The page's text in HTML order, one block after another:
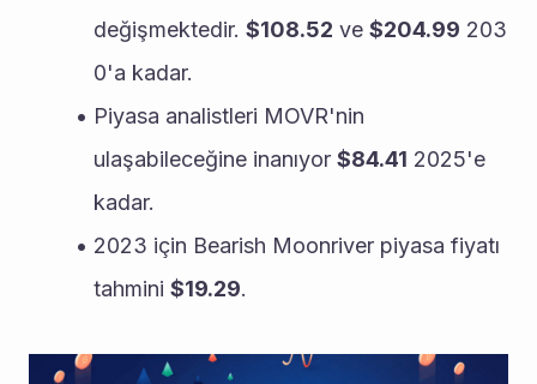
değişmektedir. $108.52 ve $204.99 203
0'a kadar.
Piyasa analistleri MOVR'nin
ulaşabileceğine inanıyor $84.41 2025'e
kadar.
2023 için Bearish Moonriver piyasa fiyatı
tahmini $19.29.